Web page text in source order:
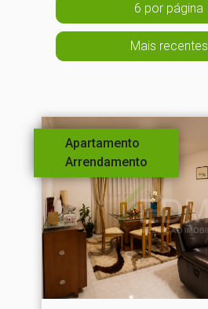
6 por página
Mais recentes
Apartamento
Arrendamento